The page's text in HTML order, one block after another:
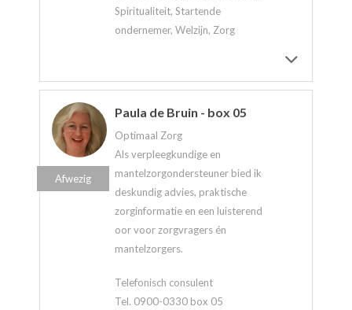
Spiritualiteit, Startende
ondernemer, Welzijn, Zorg
Paula de Bruin - box 05
Optimaal Zorg
Als verpleegkundige en
mantelzorgondersteuner bied ik
deskundig advies, praktische
zorginformatie en een luisterend
oor voor zorgvragers én
mantelzorgers.
Telefonisch consulent
Tel. 0900-0330 box 05
Afwezig